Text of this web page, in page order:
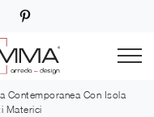
Contemporanea Con Isola
Materici